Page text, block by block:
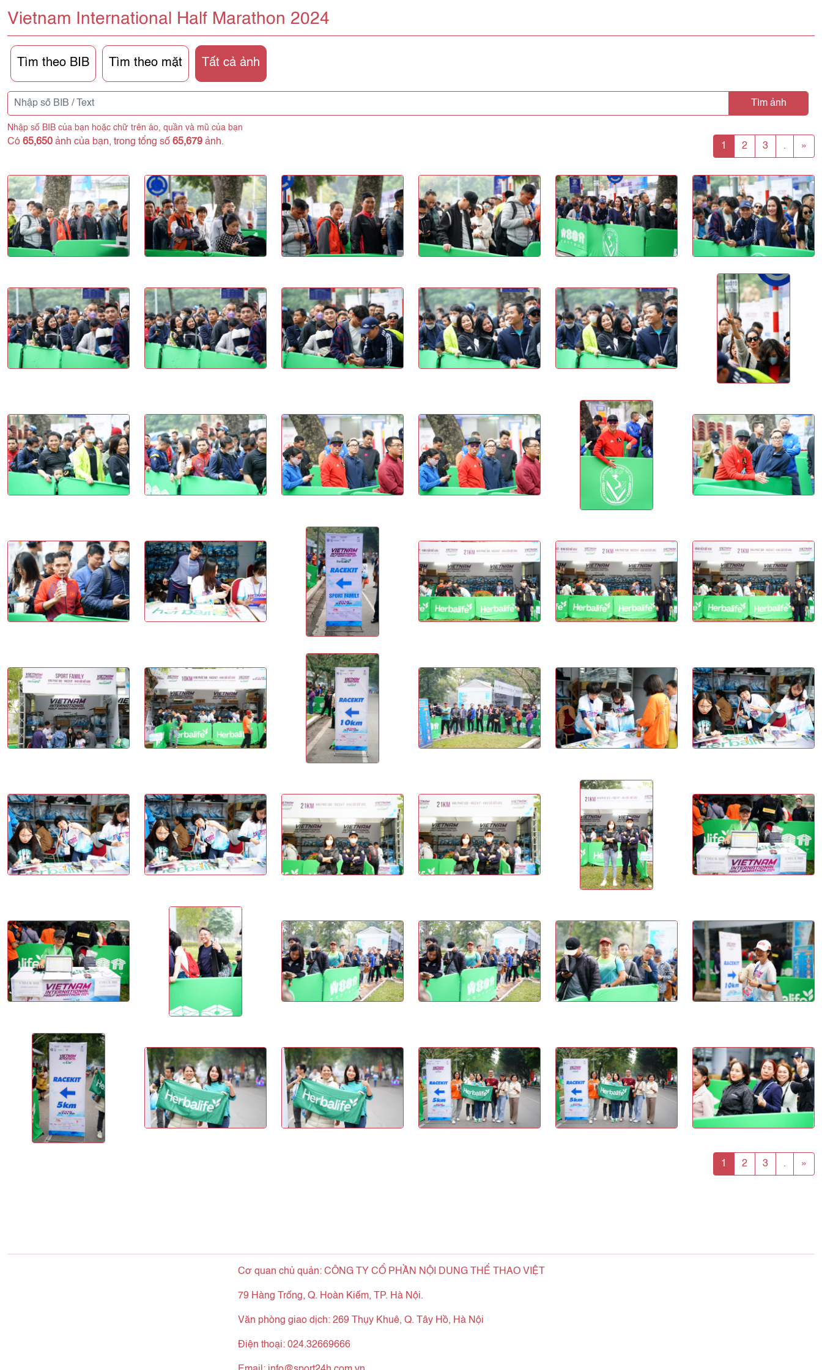
Vietnam International Half Marathon 2024
Tìm theo BIB Tìm theo mặt Tất cả ảnh
Tìm ảnh
Nhập số BIB của bạn hoặc chữ trên áo, quần và mũ của bạn
Có 65,650 ảnh của bạn, trong tổng số 65,679 ảnh. 1 2 3 . »
1 2 3 . »
Cơ quan chủ quản: CÔNG TY CỔ PHẦN NỘI DUNG THỂ THAO VIỆT
79 Hàng Trống, Q. Hoàn Kiếm, TP. Hà Nội.
Văn phòng giao dịch: 269 Thụy Khuê, Q. Tây Hồ, Hà Nội
Điện thoại: 024.32669666